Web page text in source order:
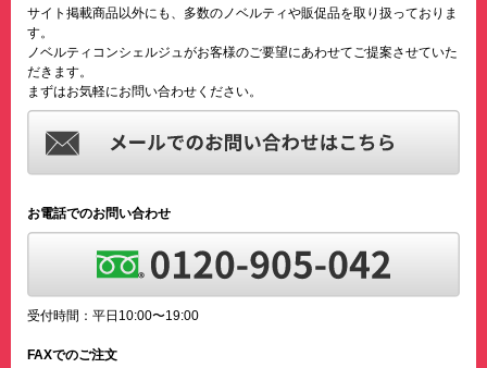
サイト掲載商品以外にも、多数のノベルティや販促品を取り扱っておりま
す。
ノベルティコンシェルジュがお客様のご要望にあわせてご提案させていた
だきます。
まずはお気軽にお問い合わせください。
お電話でのお問い合わせ
受付時間：平日10:00〜19:00
FAXでのご注文